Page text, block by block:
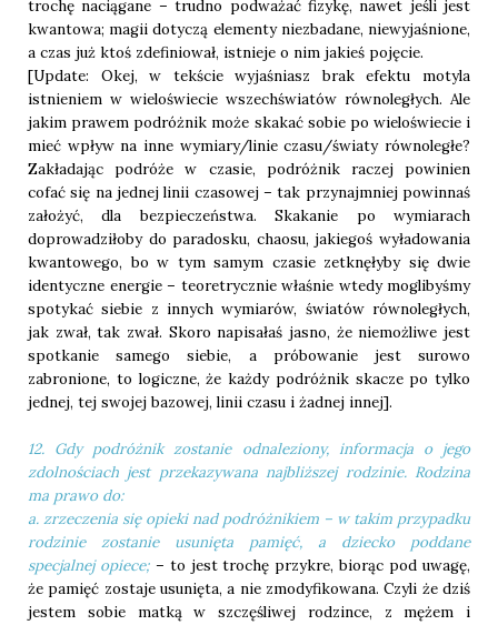
trochę naciągane – trudno podważać fizykę, nawet jeśli jest
kwantowa; magii dotyczą elementy niezbadane, niewyjaśnione,
a czas już ktoś zdefiniował, istnieje o nim jakieś pojęcie.
[Update: Okej, w tekście wyjaśniasz brak efektu motyla
istnieniem w wieloświecie wszechświatów równoległych. Ale
jakim prawem podróżnik może skakać sobie po wieloświecie i
mieć wpływ na inne wymiary/linie czasu/światy równoległe?
Zakładając podróże w czasie, podróżnik raczej powinien
cofać się na jednej linii czasowej – tak przynajmniej powinnaś
założyć, dla bezpieczeństwa. Skakanie po wymiarach
doprowadziłoby do paradosku, chaosu, jakiegoś wyładowania
kwantowego, bo w tym samym czasie zetknęłyby się dwie
identyczne energie – teoretrycznie właśnie wtedy moglibyśmy
spotykać siebie z innych wymiarów, światów równoległych,
jak zwał, tak zwał. Skoro napisałaś jasno, że niemożliwe jest
spotkanie samego siebie, a próbowanie jest surowo
zabronione, to logiczne, że każdy podróżnik skacze po tylko
jednej, tej swojej bazowej, linii czasu i żadnej innej].
12. Gdy podróżnik zostanie odnaleziony, informacja o jego
zdolnościach jest przekazywana najbliższej rodzinie. Rodzina
ma prawo do:
a. zrzeczenia się opieki nad podróżnikiem – w takim przypadku
rodzinie zostanie usunięta pamięć, a dziecko poddane
specjalnej opiece;– to jest trochę przykre, biorąc pod uwagę,
że pamięć zostaje usunięta, a nie zmodyfikowana. Czyli że dziś
jestem sobie matką w szczęśliwej rodzince, z mężem i